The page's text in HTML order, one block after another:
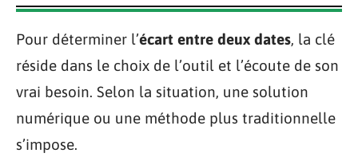
Pour déterminer l’écart entre deux dates, la clé
réside dans le choix de l’outil et l’écoute de son
vrai besoin. Selon la situation, une solution
numérique ou une méthode plus traditionnelle
s’impose.